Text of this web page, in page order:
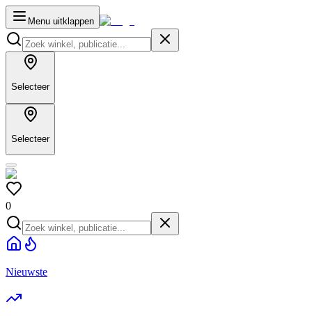
Menu uitklappen
Selecteer
Selecteer
0
Nieuwste